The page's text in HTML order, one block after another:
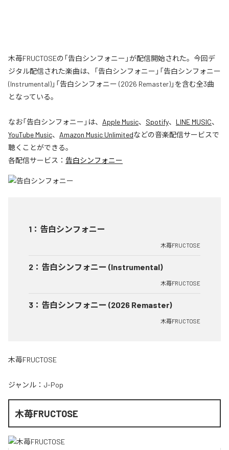
木苺FRUCTOSEの「告白シンフォニー」が配信開始された。今回デ
ジタル配信された楽曲は、「告白シンフォニー」「告白シンフォニー
(Instrumental)」「告白シンフォニー (2026 Remaster)」を含む全3曲
となっている。
なお「告白シンフォニー 」は、 Apple Music、 Spotify、 LINE MUSIC、
YouTube Music、 Amazon Music Unlimitedなどの音楽配信サービスで
聴くことができる。
各配信サービス： 告白シンフォニー
1 ： 告白シンフォニー
木苺FRUCTOSE
2 ： 告白シンフォニー (Instrumental)
木苺FRUCTOSE
3 ： 告白シンフォニー (2026 Remaster)
木苺FRUCTOSE
木苺FRUCTOSE
ジャンル： J-Pop
木苺FRUCTOSE